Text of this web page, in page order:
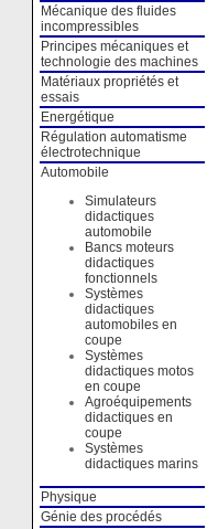
Mécanique des fluides
incompressibles
Principes mécaniques et
technologie des machines
Matériaux propriétés et
essais
Energétique
Régulation automatisme
électrotechnique
Automobile
Simulateurs
didactiques
automobile
Bancs moteurs
didactiques
fonctionnels
Systèmes
didactiques
automobiles en
coupe
Systèmes
didactiques motos
en coupe
Agroéquipements
didactiques en
coupe
Systèmes
didactiques marins
Physique
Génie des procédés